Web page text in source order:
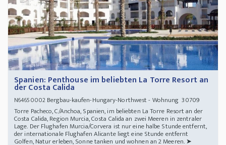
Spanien: Penthouse im beliebten La Torre Resort an
der Costa Calida
N64650002Bergbau-kaufen-Hungary-Northwest - Wohnung 30709
Torre Pacheco, C/Anchoa, Spanien, im beliebten La Torre Resort an der
Costa Calida, Region Murcia, Costa Calida an zwei Meeren in zentraler
Lage. Der Flughafen Murcia/Corvera ist nur eine halbe Stunde entfernt,
der internationale Flughafen Alicante liegt eine Stunde entfernt
Golfen, Natur erleben, Sonne tanken und wohnen an 2 Meeren. ➤